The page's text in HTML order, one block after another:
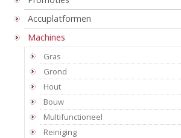
Accuplatformen
Machines
Gras
Grond
Hout
Bouw
Multifunctioneel
Reiniging